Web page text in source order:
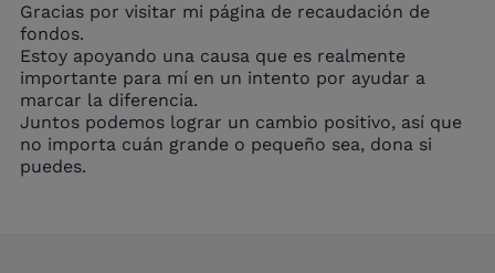
Gracias por visitar mi página de recaudación de
fondos.
Estoy apoyando una causa que es realmente
importante para mí en un intento por ayudar a
marcar la diferencia.
Juntos podemos lograr un cambio positivo, así que
no importa cuán grande o pequeño sea, dona si
puedes.